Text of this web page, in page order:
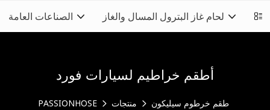
الصناعات العامة لحام غاز البترول المسال والغاز
أطقم خراطيم لسيارات فورد
PASSIONHOSE منتجات
طقم خرطوم سيليكون